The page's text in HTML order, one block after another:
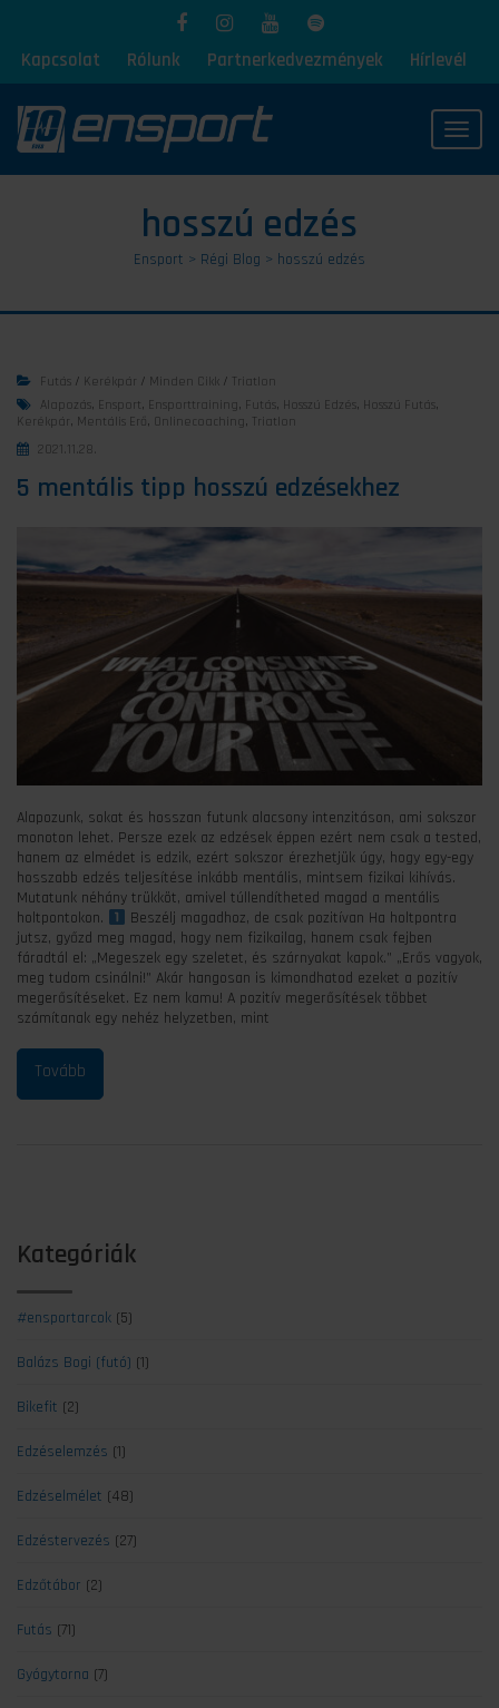
Kapcsolat Rólunk Partnerkedvezmények Hírlevél
hosszú edzés
Ensport > Régi Blog > hosszú edzés
Futás / Kerékpár / Minden Cikk / Triatlon
Alapozás, Ensport , Ensporttraining, Futás, Hosszú Edzés, Hosszú Futás,
Kerékpár , Mentális Erő, Onlinecoaching, Triatlon
2021.11.28.
5 mentális tipp hosszú edzésekhez
Alapozunk, sokat és hosszan futunk alacsony intenzitáson, ami sokszor
monoton lehet. Persze ezek az edzések éppen ezért nem csak a tested,
hanem az elmédet is edzik, ezért sokszor érezhetjük úgy, hogy egy-egy
hosszabb edzés teljesítése inkább mentális, mintsem fizikai kihívás.
Mutatunk néhány trükköt, amivel túllendítheted magad a mentális
holtpontokon.
Beszélj magadhoz, de csak pozitívan Ha holtpontra
jutsz, győzd meg magad, hogy nem fizikailag, hanem csak fejben
fáradtál el: „Megeszek egy szeletet, és szárnyakat kapok.” „Erős vagyok,
meg tudom csinálni!” Akár hangosan is kimondhatod ezeket a pozitív
megerősítéseket. Ez nem kamu! A pozitív megerősítések többet
számítanak egy nehéz helyzetben, mint
Kategóriák
#ensportarcok (5)
Balázs Bogi (futó) (1)
Bikefit (2)
Edzéselemzés (1)
Edzéselmélet (48)
Edzéstervezés (27)
Edzőtábor (2)
Futás (71)
Gyógytorna (7)